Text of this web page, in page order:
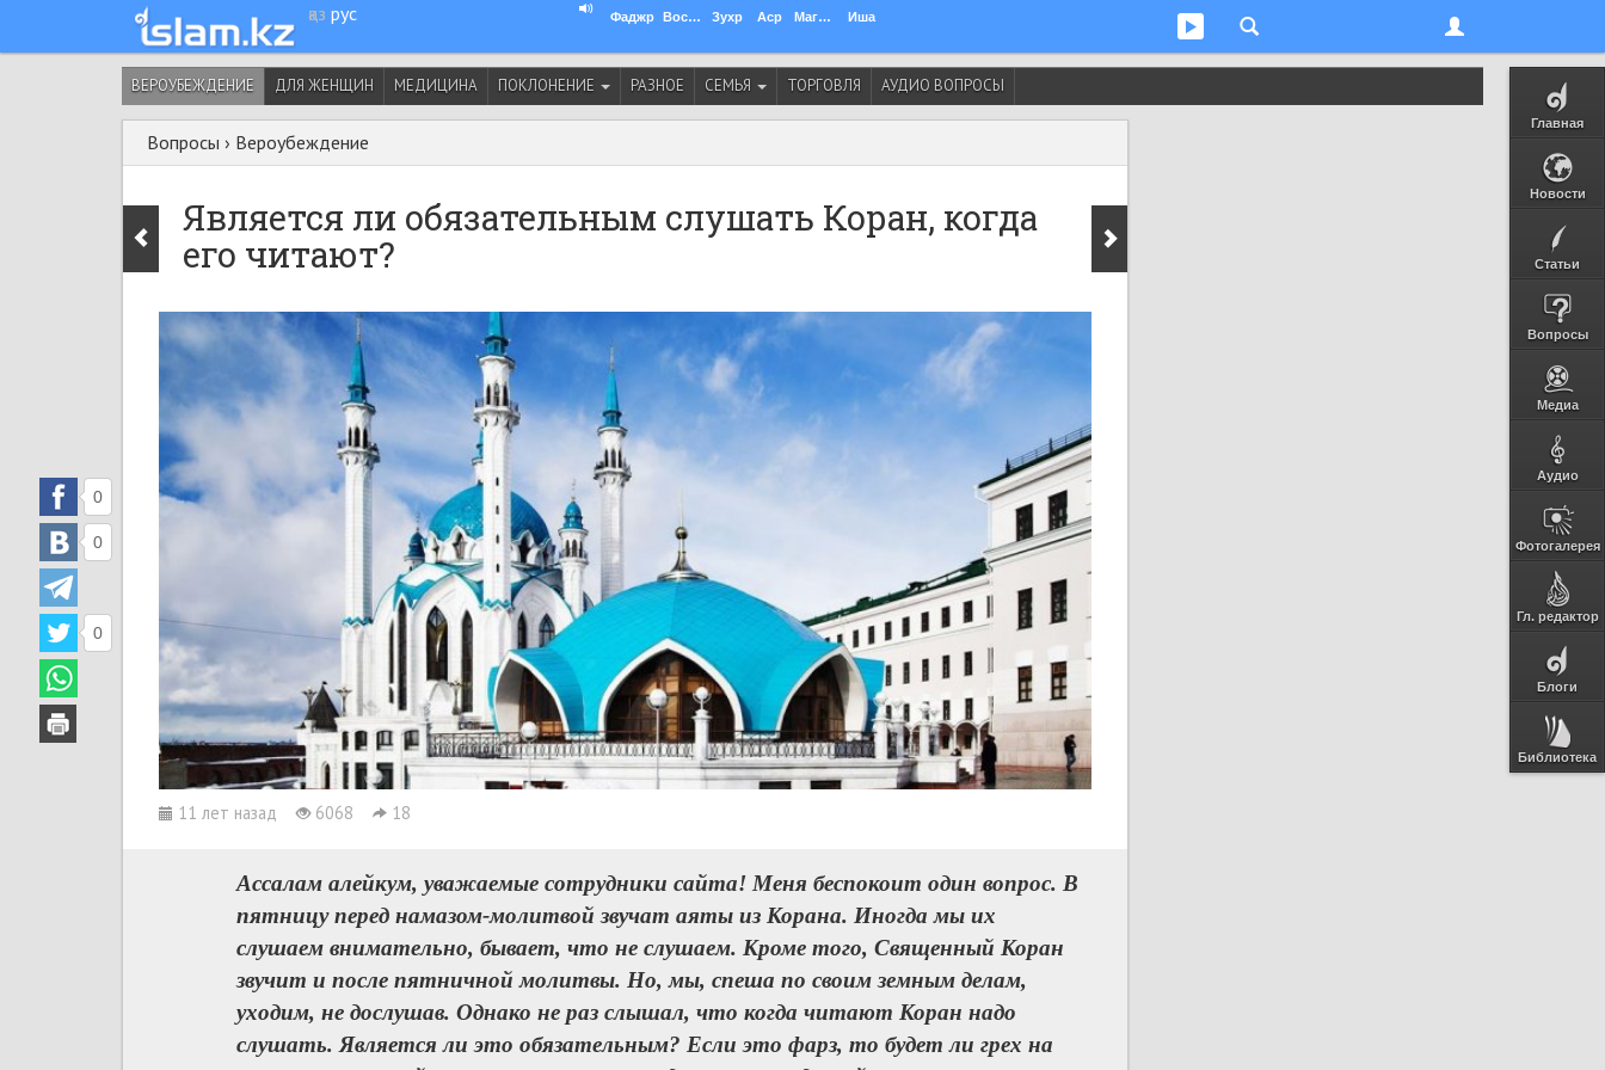
қаз рус Фаджр Восход Зухр Аср Магриб Иша
Главная
Новости
Статьи
Вопросы
Медиа
Аудио
Фотогалерея
Гл. редактор
Блоги
Библиотека
ВЕРОУБЕЖДЕНИЕ ДЛЯ ЖЕНЩИН МЕДИЦИНА ПОКЛОНЕНИЕ РАЗНОЕ СЕМЬЯ ТОРГОВЛЯ АУДИО ВОПРОСЫ
Вопросы › Вероубеждение
Является ли обязательным слушать Коран, когда
его читают?
11 лет назад 6068 18
0
0
0
Ассалам алейкум, уважаемые сотрудники сайта! Меня беспокоит один вопрос. В
пятницу перед намазом-молитвой звучат аяты из Корана. Иногда мы их
слушаем внимательно, бывает, что не слушаем. Кроме того, Священный Коран
звучит и после пятничной молитвы. Но, мы, спеша по своим земным делам,
уходим, не дослушав. Однако не раз слышал, что когда читают Коран надо
слушать. Является ли это обязательным? Если это фарз, то будет ли грех на